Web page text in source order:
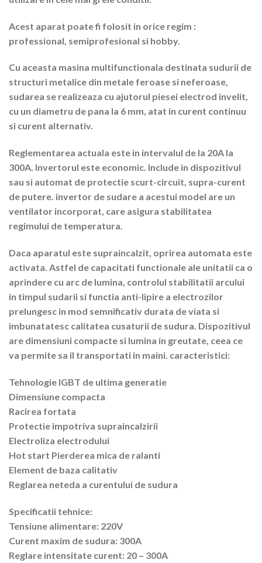
Acest aparat poate fi folosit in orice regim :
professional, semiprofesional si hobby.
Cu aceasta masina multifunctionala destinata sudurii de
structuri metalice din metale feroase si neferoase,
sudarea se realizeaza cu ajutorul piesei electrod invelit,
cu un diametru de pana la 6 mm, atat in ​​curent continuu
si curent alternativ.
Reglementarea actuala este in intervalul de la 20A la
300A. Invertorul este economic. Include in dispozitivul
sau si automat de protectie scurt-circuit, supra-curent
de putere. invertor de sudare a acestui model are un
ventilator incorporat, care asigura stabilitatea
regimului de temperatura.
Daca aparatul este supraincalzit, oprirea automata este
activata. Astfel de capacitati functionale ale unitatii ca o
aprindere cu arc de lumina, controlul stabilitatii arcului
in timpul sudarii si functia anti-lipire a electrozilor
prelungesc in mod semnificativ durata de viata si
imbunatatesc calitatea cusaturii de sudura. Dispozitivul
are dimensiuni compacte si lumina in greutate, ceea ce
va permite sa il transportati in maini. caracteristici:
Tehnologie IGBT de ultima generatie
Dimensiune compacta
Racirea fortata
Protectie impotriva supraincalzirii
Electroliza electrodului
Hot start Pierderea mica de ralanti
Element de baza calitativ
Reglarea neteda a curentului de sudura
Specificatii tehnice:
Tensiune alimentare: 220V
Curent maxim de sudura: 300A
Reglare intensitate curent: 20 – 300A